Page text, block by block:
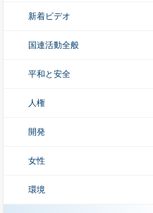
新着ビデオ
国連活動全般
平和と安全
人権
開発
女性
環境